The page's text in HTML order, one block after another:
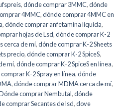
,dónde comprar 3MMC,dónde
4MMC,dónde comprar 4MMC en
,dónde comprar anfetamina líquida,
hojas de Lsd,dónde comprar K-2
cerca de mí,dónde comprar K-2 Sheets
precio,dónde comprar K-2 SpiceS,
mí,dónde comprar K-2 SpiceS en línea,
K-2 Spray en línea,dónde
,dónde comprar MDMA cerca de mí,
comprar Nembutal,dónde
comprar Secantes de lsd,dove